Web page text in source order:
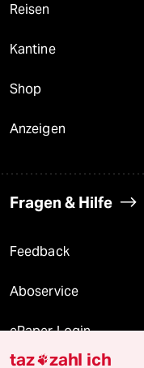
Reisen
Kantine
Shop
Anzeigen
Fragen & Hilfe
Feedback
Aboservice
ePaper Login
taz zahl ich